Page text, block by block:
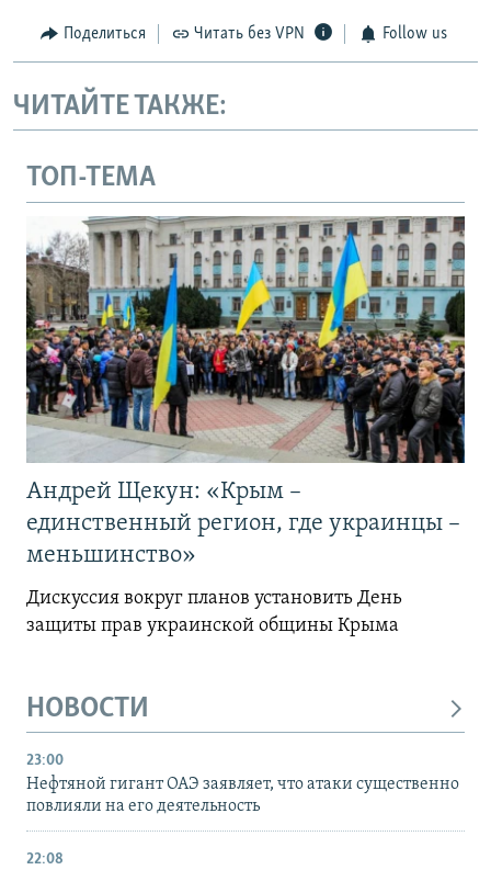
Поделиться Читать без VPN Follow us
ЧИТАЙТЕ ТАКЖЕ:
ТОП-ТЕМА
Андрей Щекун: «Крым –
единственный регион, где украинцы –
меньшинство»
Дискуссия вокруг планов установить День
защиты прав украинской общины Крыма
НОВОСТИ
23:00
Нефтяной гигант ОАЭ заявляет, что атаки существенно
повлияли на его деятельность
22:08